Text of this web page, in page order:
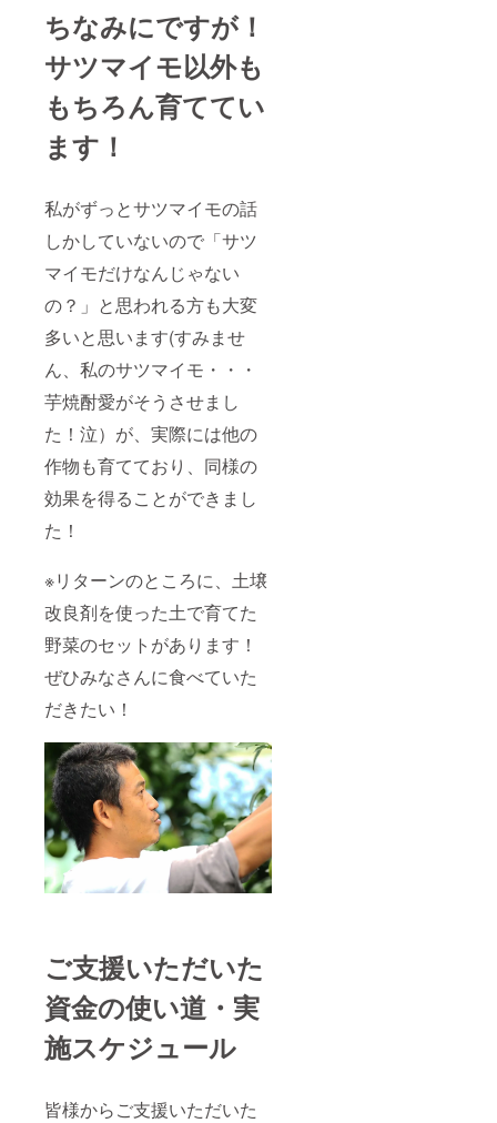
ちなみにですが！
サツマイモ以外も
もちろん育ててい
ます！
私がずっとサツマイモの話
しかしていないので「サツ
マイモだけなんじゃない
の？」と思われる方も大変
多いと思います(すみませ
ん、私のサツマイモ・・・
芋焼酎愛がそうさせまし
た！泣）が、実際には他の
作物も育てており、同様の
効果を得ることができまし
た！
※リターンのところに、土壌
改良剤を使った土で育てた
野菜のセットがあります！
ぜひみなさんに食べていた
だきたい！
ご支援いただいた
資金の使い道・実
施スケジュール
皆様からご支援いただいた